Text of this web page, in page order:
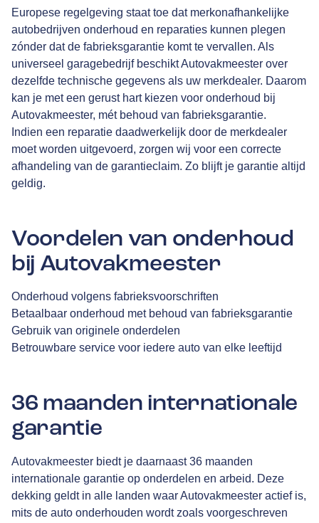
Europese regelgeving staat toe dat merkonafhankelijke
autobedrijven onderhoud en reparaties kunnen plegen
zónder dat de fabrieksgarantie komt te vervallen. Als
universeel garagebedrijf beschikt Autovakmeester over
dezelfde technische gegevens als uw merkdealer. Daarom
kan je met een gerust hart kiezen voor onderhoud bij
Autovakmeester, mét behoud van fabrieksgarantie.
Indien een reparatie daadwerkelijk door de merkdealer
moet worden uitgevoerd, zorgen wij voor een correcte
afhandeling van de garantieclaim. Zo blijft je garantie altijd
geldig.
Voordelen van onderhoud
bij Autovakmeester
Onderhoud volgens fabrieksvoorschriften
Betaalbaar onderhoud met behoud van fabrieksgarantie
Gebruik van originele onderdelen
Betrouwbare service voor iedere auto van elke leeftijd
36 maanden internationale
garantie
Autovakmeester biedt je daarnaast 36 maanden
internationale garantie op onderdelen en arbeid. Deze
dekking geldt in alle landen waar Autovakmeester actief is,
mits de auto onderhouden wordt zoals voorgeschreven